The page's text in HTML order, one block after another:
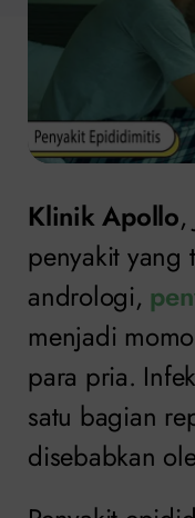
Klinik Apollo,
penyakit yang
andrologi,
menjadi
para pria.
satu bagian
disebabkan